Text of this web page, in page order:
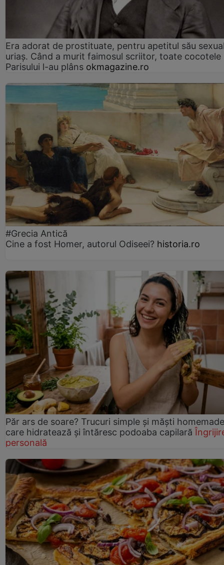
Era adorat de prostituate, pentru apetitul său
uriaș. Când a murit faimosul scriitor, toate cocotele
Parisului l-au plâns okmagazine.ro
#Grecia Antică
Cine a fost Homer, autorul Odiseei? historia.ro
Păr ars de soare? Trucuri simple și măști homemade
care hidratează și întăresc podoaba capilară
personală